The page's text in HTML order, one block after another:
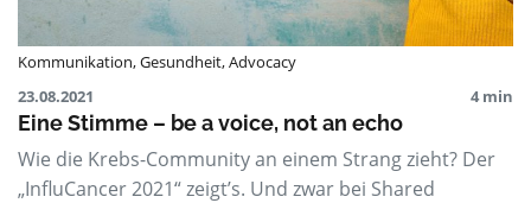
Kommunikation,Gesundheit,Advocacy
23.08.2021
4 min
Eine Stimme – be a voice, not an echo
Wie die Krebs-Community an einem Strang zieht? Der
„InfluCancer 2021“ zeigt’s. Und zwar bei Shared